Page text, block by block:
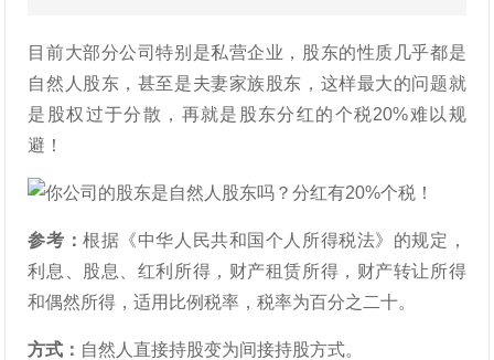
目前大部分公司特别是私营企业，股东的性质几乎都是
自然人股东，甚至是夫妻家族股东，这样最大的问题就
是股权过于分散，再就是股东分红的个税20%难以规
避！
参考：根据《中华人民共和国个人所得税法》的规定，
利息、股息、红利所得，财产租赁所得，财产转让所得
和偶然所得，适用比例税率，税率为百分之二十。
方式： 自然人直接持股变为间接持股方式。